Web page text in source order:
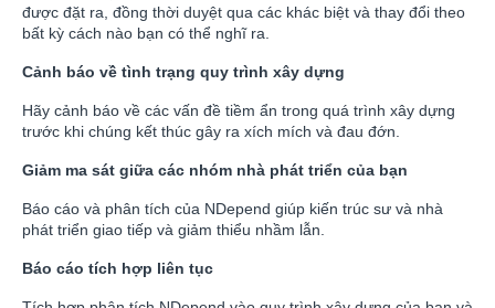
được đặt ra, đồng thời duyệt qua các khác biệt và thay đổi theo
bất kỳ cách nào bạn có thể nghĩ ra.
Cảnh báo về tình trạng quy trình xây dựng
Hãy cảnh báo về các vấn đề tiềm ẩn trong quá trình xây dựng
trước khi chúng kết thúc gây ra xích mích và đau đớn.
Giảm ma sát giữa các nhóm nhà phát triển của bạn
Báo cáo và phân tích của NDepend giúp kiến trúc sư và nhà
phát triển giao tiếp và giảm thiểu nhầm lẫn.
Báo cáo tích hợp liên tục